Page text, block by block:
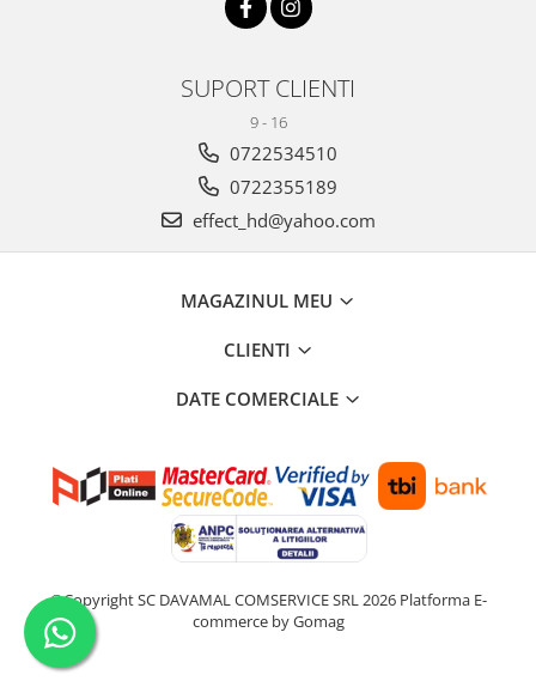
SUPORT CLIENTI
9 - 16
0722534510
0722355189
effect_hd@yahoo.com
MAGAZINUL MEU
CLIENTI
DATE COMERCIALE
©Copyright SC DAVAMAL COMSERVICE SRL 2026 Platforma E-
commerce by Gomag